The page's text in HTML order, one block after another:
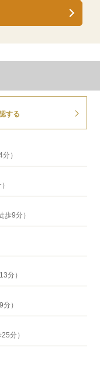
する
）
9分）
分）
）
分）